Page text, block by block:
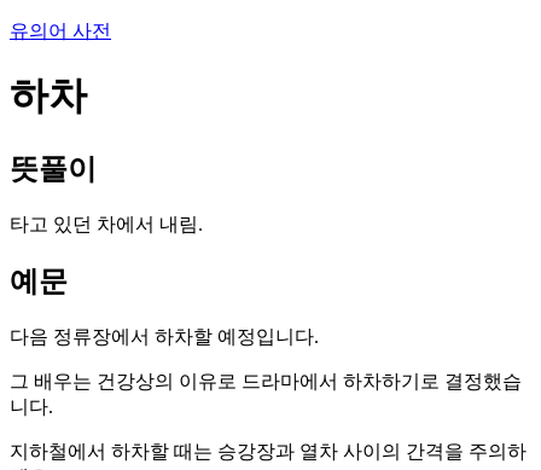
유의어 사전
하차
뜻풀이
타고 있던 차에서 내림.
예문
다음 정류장에서 하차할 예정입니다.
그 배우는 건강상의 이유로 드라마에서 하차하기로 결정했습
니다.
지하철에서 하차할 때는 승강장과 열차 사이의 간격을 주의하